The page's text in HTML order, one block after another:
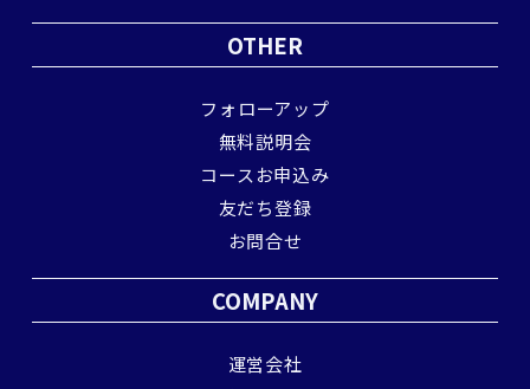
OTHER
フォローアップ
無料説明会
コースお申込み
友だち登録
お問合せ
COMPANY
運営会社